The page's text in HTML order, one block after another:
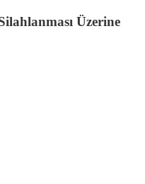
Üzerine